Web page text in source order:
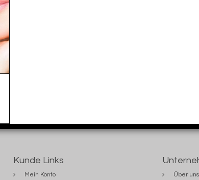
Kunde Links
Mein Konto Über uns